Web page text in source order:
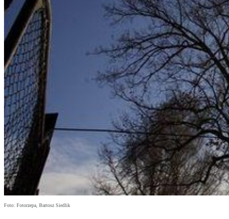
Foto: Fotorzepa, Bartosz Siedlik